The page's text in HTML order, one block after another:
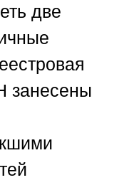
две
занесены